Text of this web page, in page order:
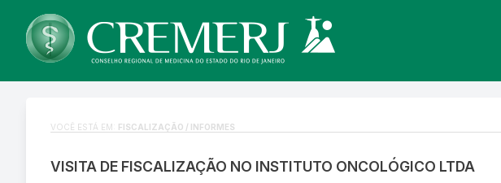
VOCÊ ESTÁ EM: FISCALIZAÇÃO / INFORMES
VISITA DE FISCALIZAÇÃO NO INSTITUTO ONCOLÓGICO LTDA